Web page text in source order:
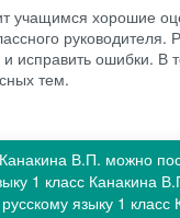
учащимся хорошие
руководителя.
исправить ошибки. В
тем.
В.П. можно
1 класс Канакина
языку 1